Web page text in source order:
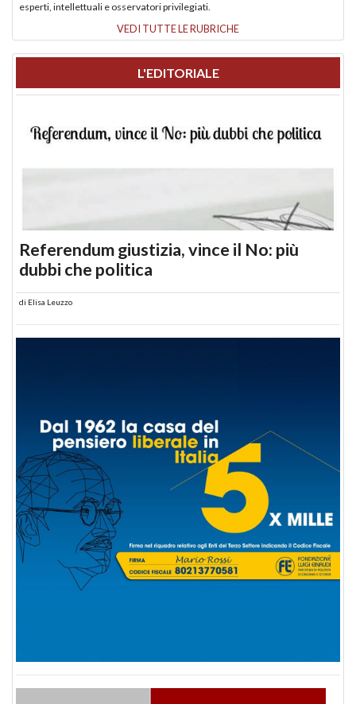
esperti, intellettuali e osservatori privilegiati.
VEDI TUTTE LE RUBRICHE
L'EDITORIALE
Referendum giustizia, vince il No: più
dubbi che politica
di Elisa Leuzzo